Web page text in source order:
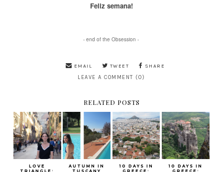
Feliz semana!
- end of the Obsession -
EMAIL TWEET SHARE
LEAVE A COMMENT (0)
RELATED POSTS
LOVE
AUTUMN IN
10 DAYS IN
10 DAYS IN